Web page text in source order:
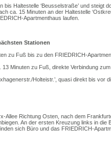
bis Haltestelle ‘Beusselstraße’ und steigt
ca. 15 Minuten an der Haltestelle
Apartmenthaus laufen.
Stationen
zu Fuß bis zu den FRIEDRICH-
13 Minuten zu Fuß, direkte Verbindung zum
Holteistr.’, quasi direkt bis vor
Allee Richtung Osten, nach dem
An der ersten Kreuzung links in die
sich Büro und das FRIEDRICH-